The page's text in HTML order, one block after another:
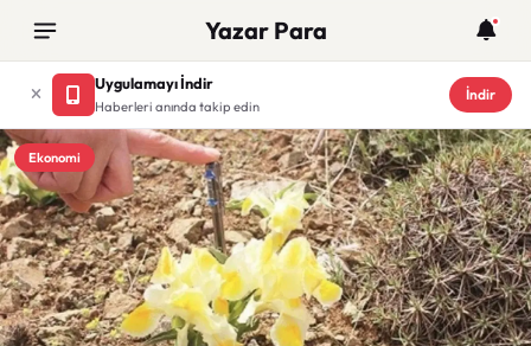
Yazar Para
Uygulamayı İndir
Haberleri anında takip edin
İndir
Ekonomi